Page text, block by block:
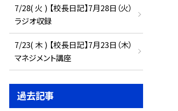
7/28( 火 ) 【校長日記】7月28日（火）
ラジオ収録
7/23( 木 ) 【校長日記】7月23日（木）
マネジメント講座
過去記事